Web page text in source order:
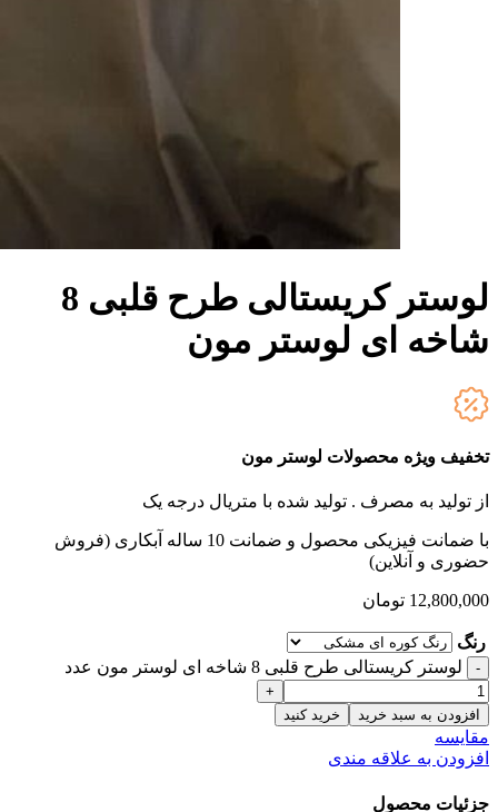
لوستر کریستالی طرح قلبی 8
شاخه ای لوستر مون
تخفیف ویژه محصولات لوستر مون
از تولید به مصرف . تولید شده با متریال درجه یک
با ضمانت فیزیکی محصول و ضمانت 10 ساله آبکاری (فروش
حضوری و آنلاین)
12,800,000 تومان
رنگ
لوستر کریستالی طرح قلبی 8 شاخه ای لوستر مون عدد
افزودن به سبد خرید خرید کنید
مقایسه
افزودن به علاقه مندی
جزئیات محصول